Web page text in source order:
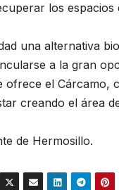
los espacios
una alternativa
a la gran
ofrece el Cárcamo,
creando el área
de Hermosillo.